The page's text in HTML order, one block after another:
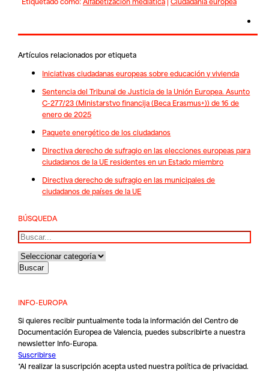
Artículos relacionados por etiqueta
Iniciativas ciudadanas europeas sobre educación y vivienda
Sentencia del Tribunal de Justicia de la Unión Europea. Asunto
C-277/23 (Ministarstvo financija (Beca Erasmus+)) de 16 de
enero de 2025
Paquete energético de los ciudadanos
Directiva derecho de sufragio en las elecciones europeas para
ciudadanos de la UE residentes en un Estado miembro
Directiva derecho de sufragio en las municipales de
ciudadanos de países de la UE
BÚSQUEDA
Buscar
INFO-EUROPA
Si quieres recibir puntualmente toda la información del Centro de
Documentación Europea de Valencia, puedes subscribirte a nuestra
newsletter Info-Europa.
Suscribirse
*Al realizar la suscripción acepta usted nuestrapolítica de privacidad.